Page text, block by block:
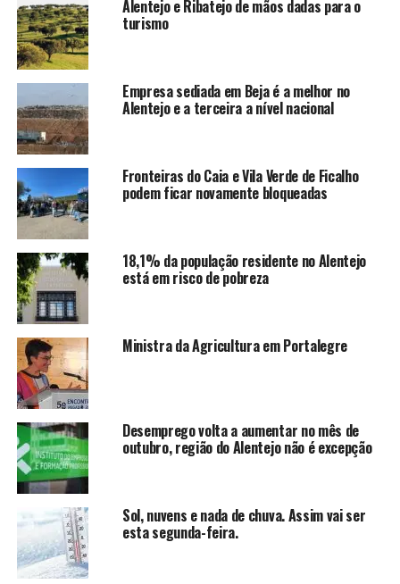
Alentejo e Ribatejo de mãos dadas para o
turismo
Empresa sediada em Beja é a melhor no
Alentejo e a terceira a nível nacional
Fronteiras do Caia e Vila Verde de Ficalho
podem ficar novamente bloqueadas
18,1% da população residente no Alentejo
está em risco de pobreza
Ministra da Agricultura em Portalegre
Desemprego volta a aumentar no mês de
outubro, região do Alentejo não é excepção
Sol, nuvens e nada de chuva. Assim vai ser
esta segunda-feira.